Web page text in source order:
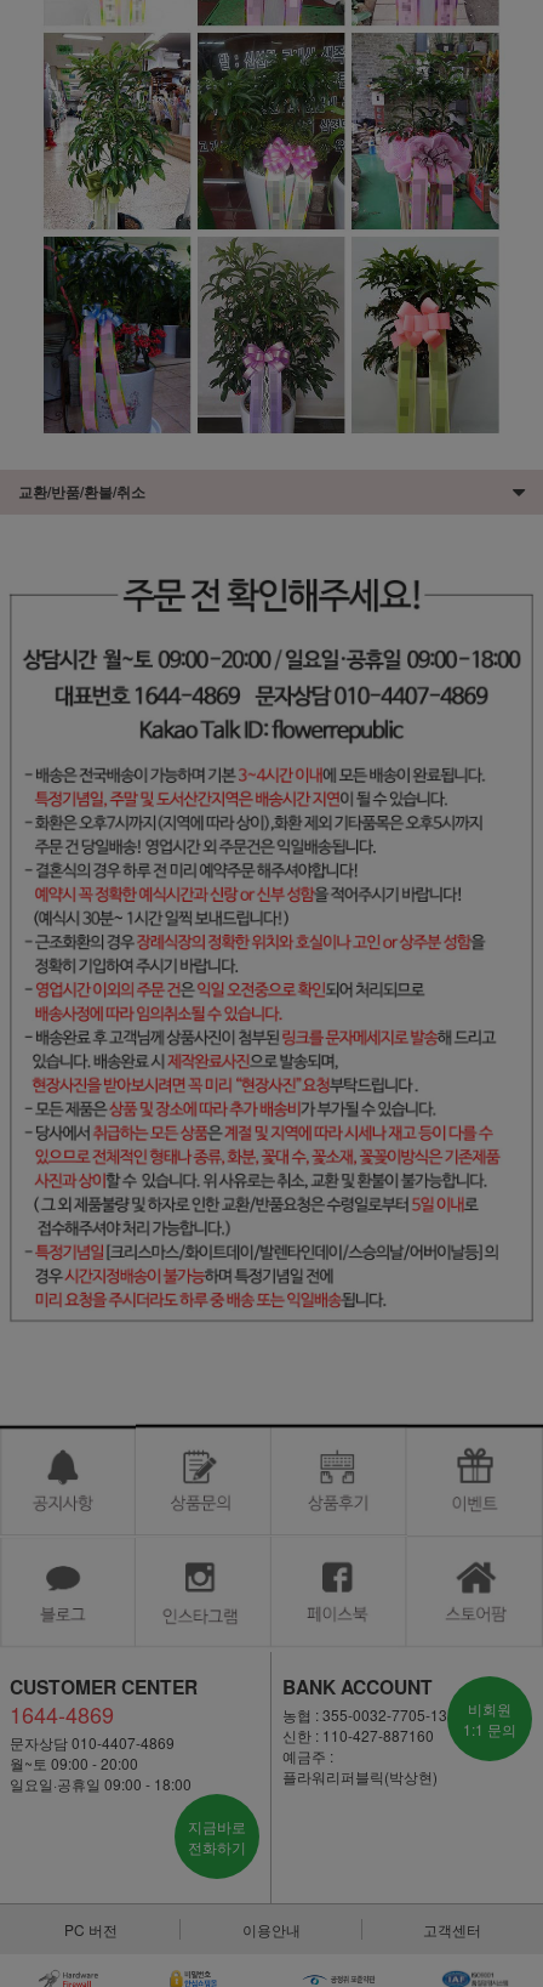
교환/반품/환불/취소
CUSTOMER CENTER
1644-4869
문자상담 010-4407-4869
월~토 09:00 - 20:00
일요일·공휴일 09:00 - 18:00
지금바로
전화하기
BANK ACCOUNT
농협 : 355-0032-7705-13
신한 : 110-427-887160
예금주 :
플라워리퍼블릭(박상현)
비회원
1:1 문의
PC 버전 이용안내 고객센터